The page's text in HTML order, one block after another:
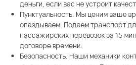
деньги, если вас не устроит
Пунктуальность. Мы ценим ваше
опаздываем. Подаем транспорт
пассажирских перевозок за 15
договоре времени.
Безопасность. Наши механики